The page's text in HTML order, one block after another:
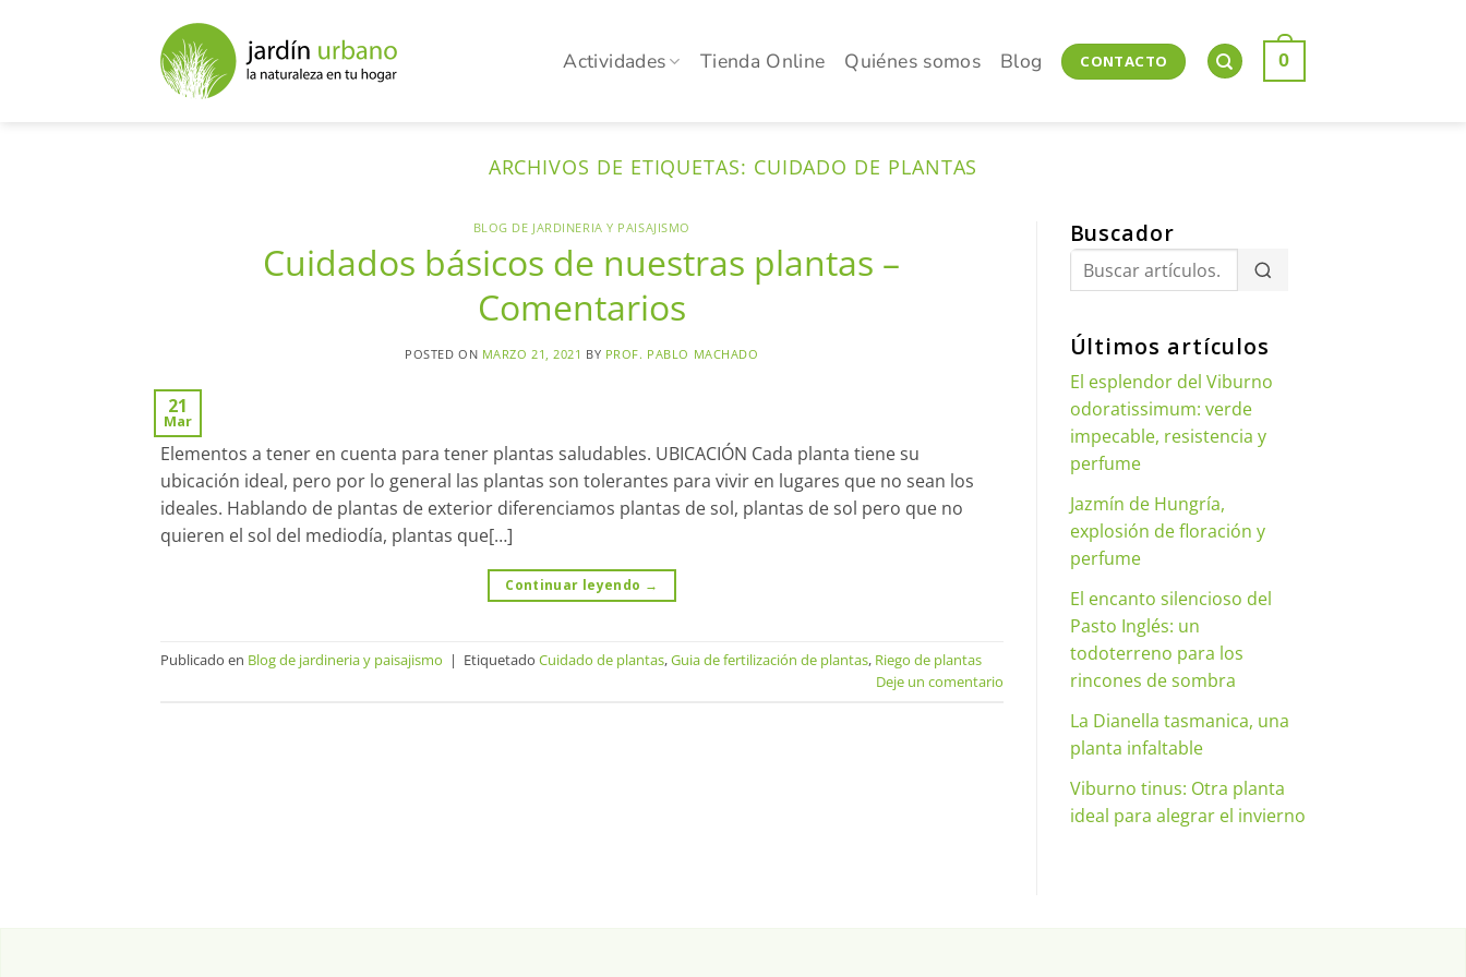
Actividades Tienda Online Quiénes somos Blog CONTACTO 0
ARCHIVOS DE ETIQUETAS: CUIDADO DE PLANTAS
BLOG DE JARDINERIA Y PAISAJISMO
Cuidados básicos de nuestras plantas –
Comentarios
POSTED ON MARZO 21, 2021 BY PROF. PABLO MACHADO
21
Mar
Elementos a tener en cuenta para tener plantas saludables. UBICACIÓN Cada planta tiene su
ubicación ideal, pero por lo general las plantas son tolerantes para vivir en lugares que no sean los
ideales. Hablando de plantas de exterior diferenciamos plantas de sol, plantas de sol pero que no
quieren el sol del mediodía, plantas que[…]
Continuar leyendo →
Publicado en Blog de jardineria y paisajismo | Etiquetado Cuidado de plantas,Guia de fertilización de plantas, Riego de plantas
Deje un comentario
Buscador
Últimos artículos
El esplendor del Viburno
odoratissimum: verde
impecable, resistencia y
perfume
Jazmín de Hungría,
explosión de floración y
perfume
El encanto silencioso del
Pasto Inglés: un
todoterreno para los
rincones de sombra
La Dianella tasmanica, una
planta infaltable
Viburno tinus: Otra planta
ideal para alegrar el invierno